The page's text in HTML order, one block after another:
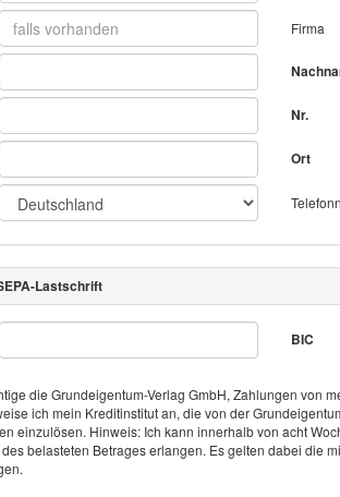
Firma
Nr.
Ort
Lastschrift
BIC
die Grundeigentum-Verlag GmbH, Zahlungen von
ich mein Kreditinstitut an, die von der
einzulösen. Hinweis: Ich kann innerhalb von acht
des belasteten Betrages erlangen. Es gelten dabei die